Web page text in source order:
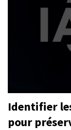
Identifier
pour